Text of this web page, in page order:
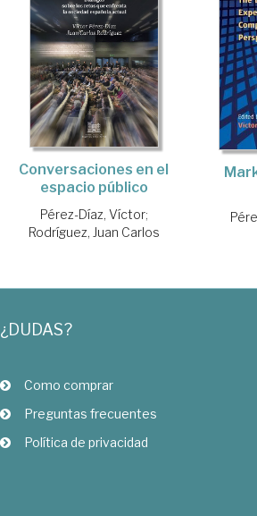
Conversaciones en el
espacio público
Pérez-Díaz, Víctor;
Rodríguez, Juan Carlos
¿DUDAS?
Como comprar
Preguntas frecuentes
Política de privacidad